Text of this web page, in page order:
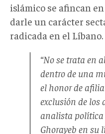
islámico se afincan
darle un carácter
radicada en el Líbano.
“No se trata en
dentro de una
el honor de
exclusión de los
analista política
Ghorayeb en su